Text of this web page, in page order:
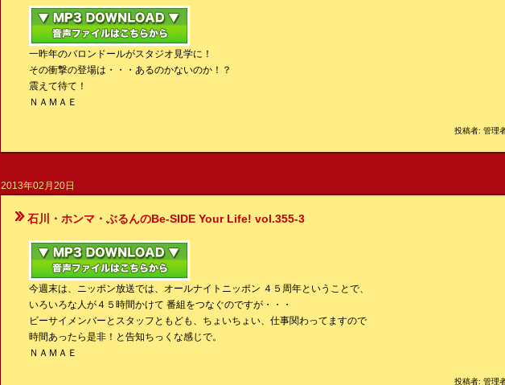
一昨年のバロンドールがスタジオ見学に！
その衝撃の登場は・・・あるのかないのか！？
震えて待て！
ＮＡＭＡＥ
投稿者: 管理
2013年02月20日
石川・ホンマ・ぶるんのBe-SIDE Your Life! vol.355-3
今週末は、ニッポン放送では、オールナイトニッポン ４５周年ということで、
いろいろな人が４５時間かけて 番組をつなぐのですが・・・
ビーサイメンバーとスタッフともども、ちょいちょい、仕事関わってますので
時間あったら是非！と告知ちっくな感じで。
ＮＡＭＡＥ
投稿者: 管理